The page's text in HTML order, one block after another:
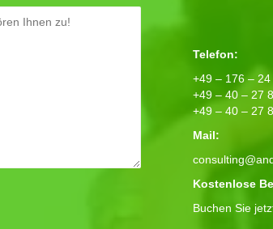
Telefon:
+49 – 176 –
+49 – 40 – 27
+49 – 40 – 27
Mail:
Kostenlose
Buchen Sie